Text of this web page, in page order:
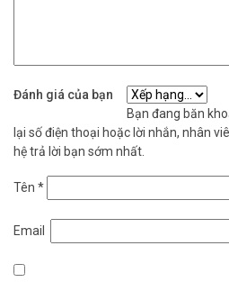
Đánh giá của bạn
Bạn đang băn
lại số điện thoại hoặc lời nhắn, nhân
hệ trả lời bạn sớm nhất.
Tên *
Email